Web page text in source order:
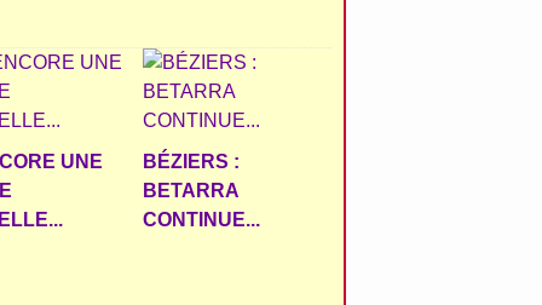
UNE
BÉZIERS :
BETARRA
CONTINUE...